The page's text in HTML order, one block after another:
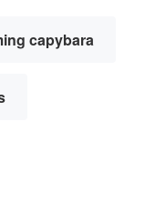
capybara